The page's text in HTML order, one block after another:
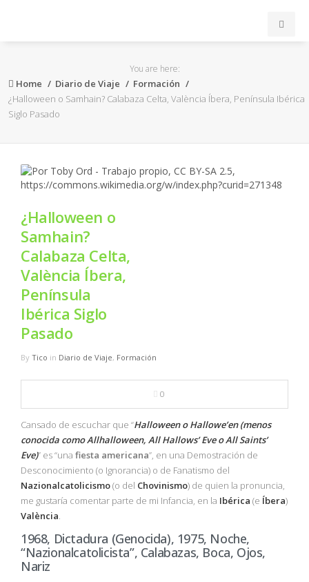
ACB
FEB
OTROS
FORMACIÓN
You are here:
Home Diario de Viaje
Formación
¿Halloween o Samhain? Calabaza Celta, València Íbera, Península Ibérica
Siglo Pasado
¿Halloween o
Samhain?
Calabaza Celta,
València Íbera,
Península
Ibérica Siglo
Pasado
By Tico in Diario de Viaje, Formación
0
Cansado de escuchar que “Halloween o Hallowe’en (menos
conocida como Allhalloween, All Hallows’ Eve o All Saints’
Eve)” es “una fiesta americana”, en una Demostración de
Desconocimiento (o Ignorancia) o de Fanatismo del
Nazionalcatolicismo(o del Chovinismo) de quien la pronuncia,
me gustaría comentar parte de mi Infancia, en la Ibérica (e Íbera)
València.
1968, Dictadura (Genocida), 1975, Noche,
“Nazionalcatolicista”, Calabazas, Boca, Ojos,
Nariz